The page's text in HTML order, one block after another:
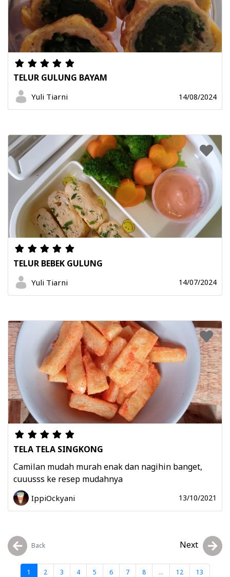
TELUR GULUNG BAYAM
Yuli Tiarni 14/08/2024
TELUR BEBEK GULUNG
Yuli Tiarni 14/07/2024
TELA TELA SINGKONG
Camilan mudah murah enak dan nagihin banget,
cuuusss ke resep mudahnya
IppiOckyani 13/10/2021
Back
1 2 3 4 5 6 7 8 ... 12 13
Next